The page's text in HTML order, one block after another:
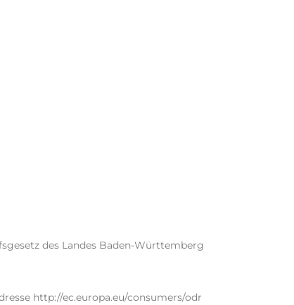
des Landes Baden-Württemberg
http://ec.europa.eu/consumers/odr